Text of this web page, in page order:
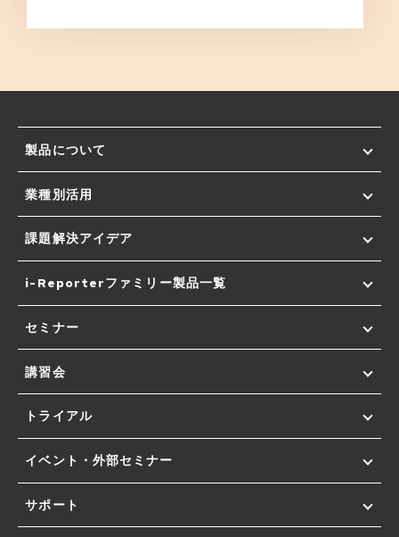
製品について
業種別活用
課題解決アイデア
i-Reporterファミリー製品一覧
セミナー
講習会
トライアル
イベント・外部セミナー
サポート